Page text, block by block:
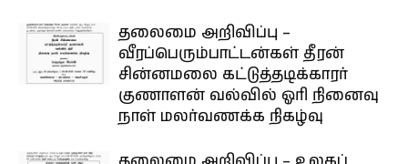
தலைமை அறிவிப்பு –
வீரப்பெரும்பாட்டன்கள் தீரன்
சின்னமலை கட்டுத்தடிக்காரர்
குணாளன் வல்வில் ஓரி நினைவு
நாள் மலர்வணக்க நிகழ்வு